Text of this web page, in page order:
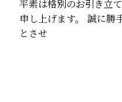
平素は格別のお引き立
申し上げます。 誠に勝
とさせ